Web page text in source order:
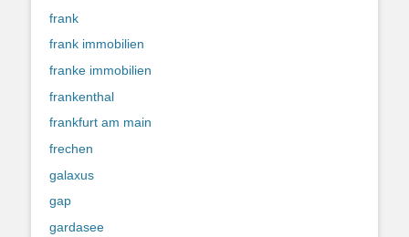
frank
frank immobilien
franke immobilien
frankenthal
frankfurt am main
frechen
galaxus
gap
gardasee